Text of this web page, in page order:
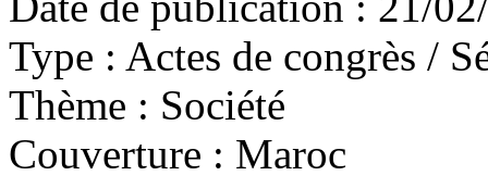
Type : Actes de congrès /
Thème : Société
Couverture : Maroc